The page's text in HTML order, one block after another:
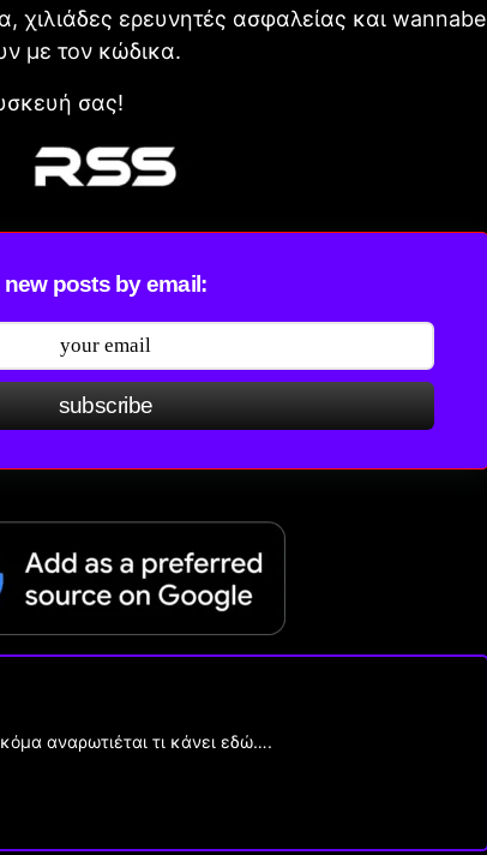
χιλιάδες ερευνητές ασφαλείας και wannabe
με τον κώδικα.
σας!
new posts by email:
subscribe
αναρωτιέται τι κάνει εδώ….